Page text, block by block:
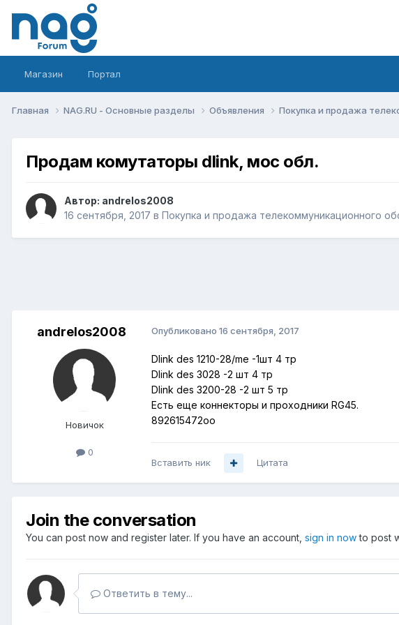
Магазин Портал
Главная NAG.RU - Основные разделы Объявления Покупка и продажа
Продам комутаторы dlink, мос обл.
Автор: andrelos2008
16 сентября, 2017 в Покупка и продажа телекоммуникационного
andrelos2008
Новичок
0
Опубликовано 16 сентября, 2017
Dlink des 1210-28/me -1шт 4 тр
Dlink des 3028 -2 шт 4 тр
Dlink des 3200-28 -2 шт 5 тр
Есть еще коннекторы и проходники RG45.
892615472oo
Вставить ник Цитата
Join the conversation
You can post now and register later. If you have an account, sign in nowto post
Ответить в тему...